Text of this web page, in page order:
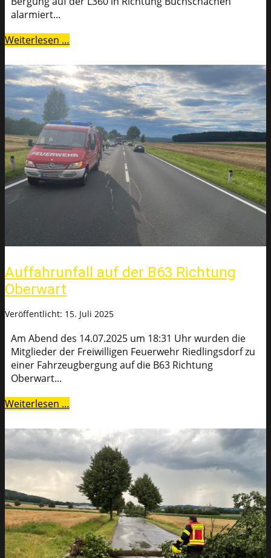
alarmiert...
Weiterlesen …
Auffahrunfall auf der B63 Richtung
Oberwart
Veröffentlicht: 15. Juli 2025
Am Abend des 14.07.2025 um 18:31 Uhr wurden die
Mitglieder der Freiwilligen Feuerwehr Riedlingsdorf zu
einer Fahrzeugbergung auf die B63 Richtung
Oberwart...
Weiterlesen …